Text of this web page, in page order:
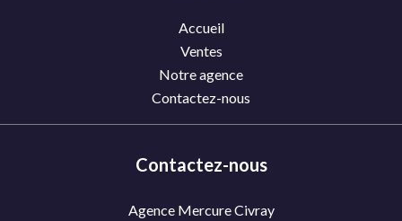
Accueil
Ventes
Notre agence
Contactez-nous
Contactez-nous
Agence Mercure Civray